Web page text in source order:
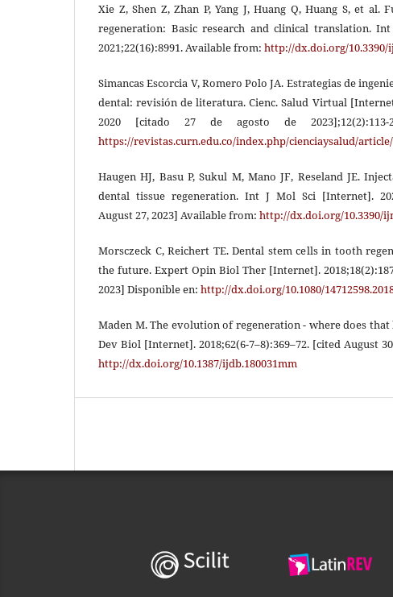
Xie Z, Shen Z, Zhan P, Yang J, Huang Q, Huang S, et al.
regeneration: Basic research and clinical translation.
2021;22(16):8991. Available from: http://dx.doi.org/10.3390/
Simancas Escorcia V, Romero Polo JA. Estrategias de
dental: revisión de literatura. Cienc. Salud Virtual
2020 [citado 27 de agosto de 2023];12(2):113-
https://revistas.curn.edu.co/index.php/cienciaysalud/
Haugen HJ, Basu P, Sukul M, Mano JF, Reseland JE.
dental tissue regeneration. Int J Mol Sci [Internet].
August 27, 2023] Available from: http://dx.doi.org/10.3390/
Morsczeck C, Reichert TE. Dental stem cells in tooth
the future. Expert Opin Biol Ther [Internet].
2023] Disponible en: http://dx.doi.org/10.1080/
Maden M. The evolution of regeneration - where does that
Dev Biol [Internet]. 2018;62(6-7–8):369–72. [cited August
http://dx.doi.org/10.1387/ijdb.180031mm